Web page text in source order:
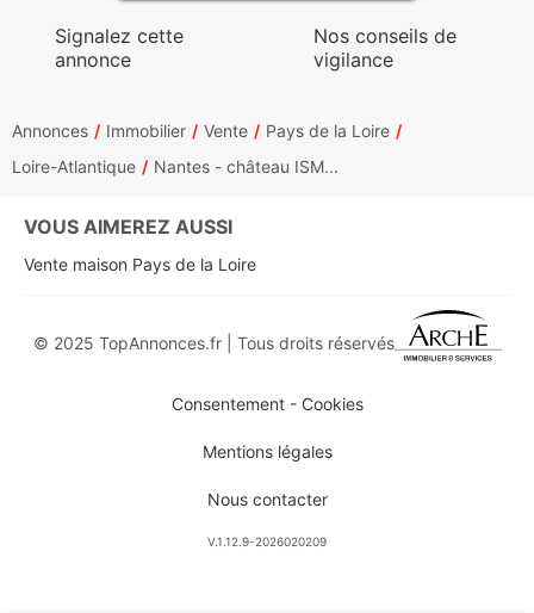
Signalez cette
annonce
Nos conseils de
vigilance
Annonces Immobilier Vente
Pays de la Loire
Loire-Atlantique
Nantes - château ISM...
VOUS AIMEREZ AUSSI
Vente maison Pays de la Loire
© 2025 TopAnnonces.fr | Tous droits réservés
Consentement - Cookies
Mentions légales
Nous contacter
V.1.12.9-2026020209